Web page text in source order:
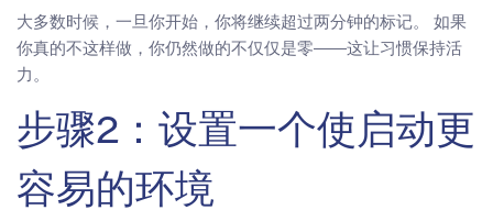
大多数时候，一旦你开始，你将继续超过两分钟的标记。 如果
你真的不这样做，你仍然做的不仅仅是零——这让习惯保持活
力。
步骤2：设置一个使启动更
容易的环境